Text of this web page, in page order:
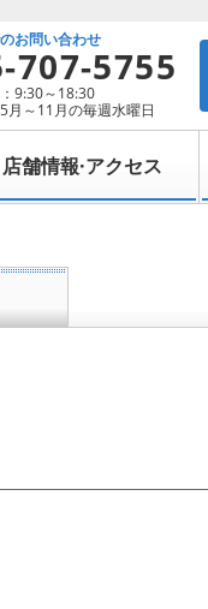
お問い合わせ
707-5755
9:30～18:30
月～11月の毎週水曜日
店舗情報·アクセス